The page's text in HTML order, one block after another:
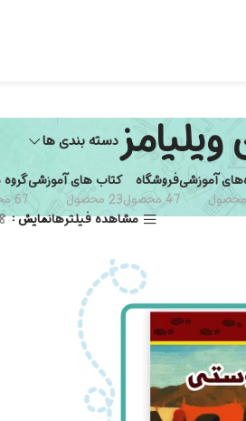
دسته بندی ها
آموزشیفروشگاه
47 محصول
کتاب های آموزشی
23 محصول
67 محصول
مشاهده فیلترهانمایش 8